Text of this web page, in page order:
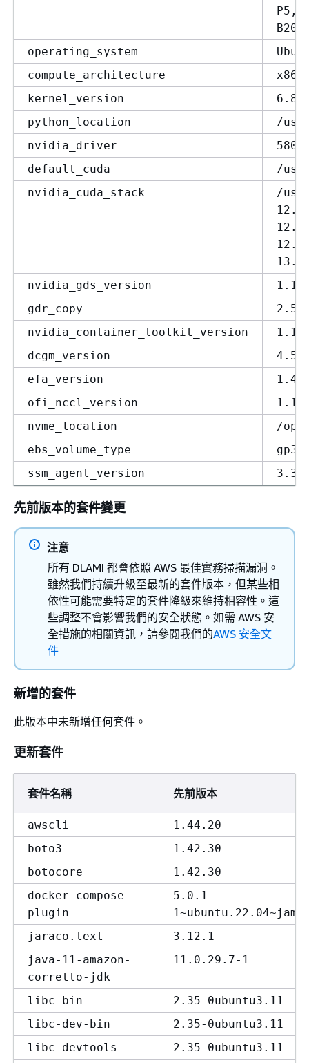
P5,
operating_system
compute_architecture
kernel_version
python_location
/
nvidia_driver
default_cuda
/
nvidia_cuda_stack
/
13.0
nvidia_gds_version
gdr_copy
nvidia_container_toolkit_version
dcgm_version
efa_version
ofi_nccl_version
nvme_location
/opt/
ebs_volume_type
gp3
ssm_agent_version
先前版本的套件變更
注意
所有 DLAMI 都會依照 AWS 最佳實務掃描漏洞。
雖然我們持續升級至最新的套件版本，但某些相
依性可能需要特定的套件降級來維持相容性。這
些調整不會影響我們的安全狀態。如需 AWS 安
全措施的相關資訊，請參閱我們的AWS 安全文
件
新增的套件
此版本中未新增任何套件。
更新套件
套件名稱 先前版本
awscli
1.44.20
boto3
1.42.30
botocore
1.42.30
docker-compose-
plugin
5.0.1-
jaraco.text
3.12.1
java-11-amazon-
corretto-jdk
11.0.29.7-1
libc-bin
2.35-0ubuntu3.11
libc-dev-bin
2.35-0ubuntu3.11
libc-devtools
2.35-0ubuntu3.11